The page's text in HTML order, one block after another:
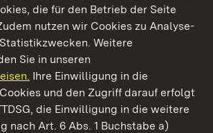
die für den Betrieb der Seite
nutzen wir Cookies zu Analyse-
Weitere
Sie in unseren
Ihre Einwilligung in die
und den Zugriff darauf erfolgt
die Einwilligung in die weitere
nach Art. 6 Abs. 1 Buchstabe a)
und Gärten Baden‑Württemberg
und Gärten Baden-Württemberg